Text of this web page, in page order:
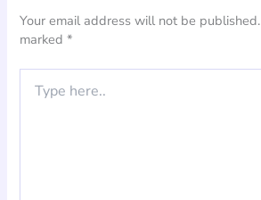
Your email address will not be published.
marked*
here..